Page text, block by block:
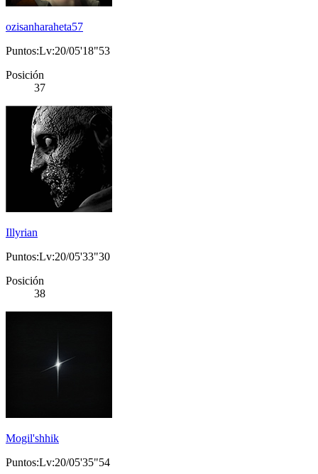
ozisanharaheta57
Puntos:Lv:20/05'18"53
Posición
37
Illyrian
Puntos:Lv:20/05'33"30
Posición
38
Mogil'shhik
Puntos:Lv:20/05'35"54